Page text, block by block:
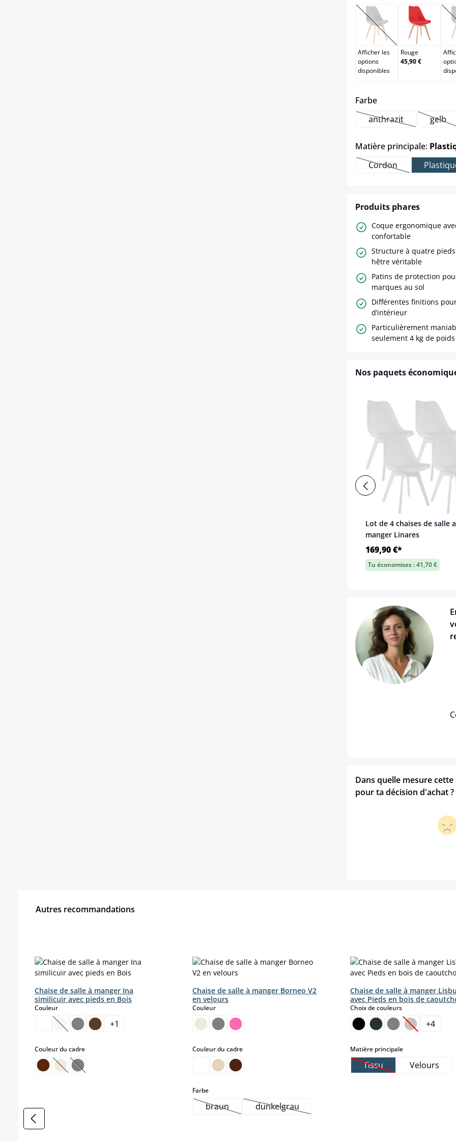
Orange
(Cette option n'est
Afficher les
options
disponibles
Rouge
Rouge
45,90 €
Farbeselect
anthrazit(Cette option n'est
gelb
Matière principale:
Cordon(Cette option n'est
Produits phares
Coque ergonomique
confortable
Structure à quatre
hêtre véritable
Patins de protection
marques au sol
Différentes finitions
d’intérieur
Particulièrement
seulement 4 kg de poids
Nos paquets
Lot de 4 chaises de salle a
manger Linares
169,90 €*
Tu économises : 41,70 €
Dans quelle mesure
pour ta décision d'achat ?
Autres recommandations
Chaise de salle à manger Ina
similicuir avec pieds en Bois
Couleurselect
(Cette option n'est pas disponible pour le moment.)
+1
Couleur du cadreselect
(Cette option n'est pas disponible pour le moment.)
(Cette option n'est pas disponible pour le moment.)
Chaise de salle à manger Borneo V2
en velours
Couleurselect
Couleur du cadreselect
Farbeselect
braun(Cette option n'est pas disponible pour le moment.)
dunkelgrau(Cette option n'est pas disponible pour le moment.)
Chaise de salle à manger
avec Pieds en bois de
Choix de couleursselect
(Cette option
+4
Matière principaleselect
Tissu(Cette option n'est pas
Velours